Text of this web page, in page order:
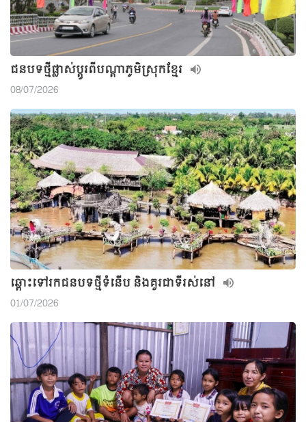
ជនបទថ្មីផ្លាស់ប្តូរពីបណ្តាភូមិស្រុកខ្មែរ
08/07/2026
ឆ្ពោះទៅរកជនបទថ្មីទំនើប និងគួរជាទីរស់នៅ
01/07/2026